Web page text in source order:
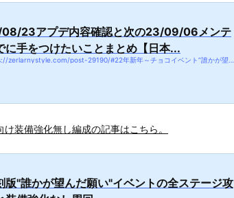
23アプデ内容確認と次の23/09/06メンテ
に手をつけたいことまとめ【日本...
装備強化無し編成の記事はこちら。
版"誰かが望んだ願い"イベントの全ステージ攻